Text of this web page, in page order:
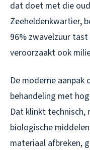
dat doet met die
Zeeheldenkwartier,
96% zwavelzuur tast
veroorzaakt ook
De moderne
behandeling met
Dat klinkt
biologische
materiaal afbreken,